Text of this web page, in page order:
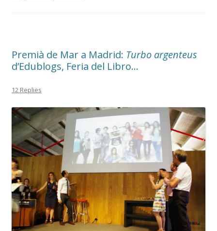
Premià de Mar a Madrid: Turbo argenteus
d’Edublogs, Feria del Libro…
12 Replies